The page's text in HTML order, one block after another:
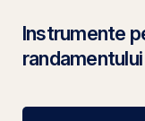
Instrumente